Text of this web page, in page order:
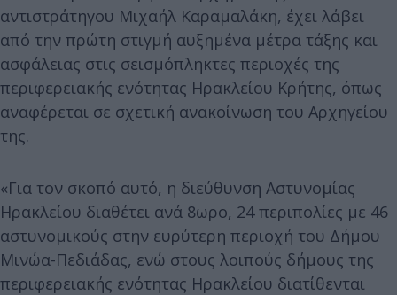
αντιστράτηγου Μιχαήλ Καραμαλάκη, έχει λάβει
από την πρώτη στιγμή αυξημένα μέτρα τάξης και
ασφάλειας στις σεισμόπληκτες περιοχές της
περιφερειακής ενότητας Ηρακλείου Κρήτης, όπως
αναφέρεται σε σχετική ανακοίνωση του Αρχηγείου
της.
«Για τον σκοπό αυτό, η διεύθυνση Αστυνομίας
Ηρακλείου διαθέτει ανά 8ωρο, 24 περιπολίες με 46
αστυνομικούς στην ευρύτερη περιοχή του Δήμου
Μινώα-Πεδιάδας, ενώ στους λοιπούς δήμους της
περιφερειακής ενότητας Ηρακλείου διατίθενται